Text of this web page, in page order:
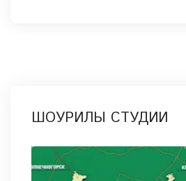
ШОУРИЛЫ СТУДИИ